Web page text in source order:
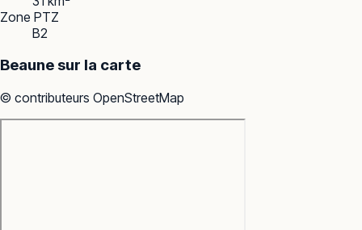
Zone PTZ
B2
Beaune sur la carte
© contributeurs OpenStreetMap